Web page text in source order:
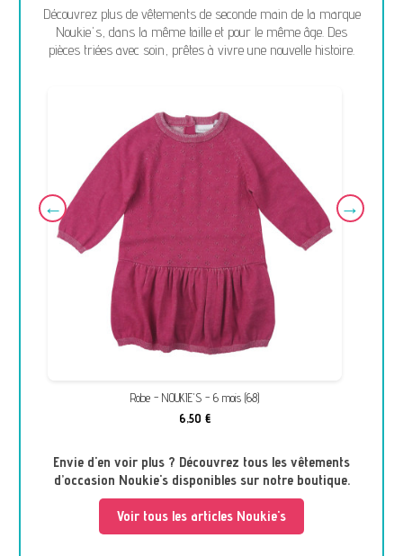
Découvrez plus de vêtements de seconde main de la marque
Noukie's, dans la même taille et pour le même âge. Des
pièces triées avec soin, prêtes à vivre une nouvelle histoire.
Robe - NOUKIE'S - 6 mois (68)
6,50 €
Envie d'en voir plus ? Découvrez tous les vêtements
d’occasion Noukie's disponibles sur notre boutique.
Voir tous les articles Noukie's